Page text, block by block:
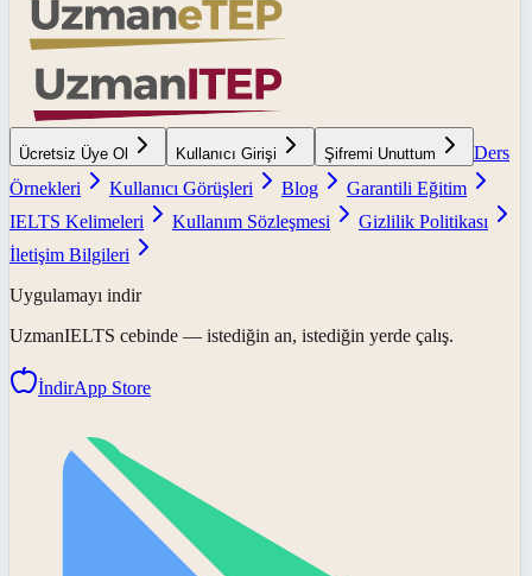
Ücretsiz Üye Ol Kullanıcı Girişi Şifremi Unuttum
Ders
Örnekleri
Kullanıcı Görüşleri Blog
Garantili Eğitim
IELTS Kelimeleri
Kullanım Sözleşmesi
Gizlilik Politikası
İletişim Bilgileri
Uygulamayı indir
UzmanIELTS cebinde — istediğin an, istediğin yerde çalış.
İndirApp Store